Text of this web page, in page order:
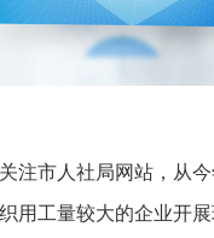
注市人社局网站，从
用工量较大的企业开